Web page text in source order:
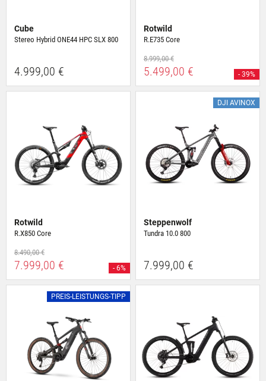
Cube
Stereo Hybrid ONE44 HPC SLX 800
4.999,00 €
Rotwild
R.E735 Core
8.999,00 €
5.499,00 € - 39%
Rotwild
R.X850 Core
8.490,00 €
7.999,00 € - 6%
DJI AVINOX
Steppenwolf
Tundra 10.0 800
7.999,00 €
PREIS-LEISTUNGS-TIPP